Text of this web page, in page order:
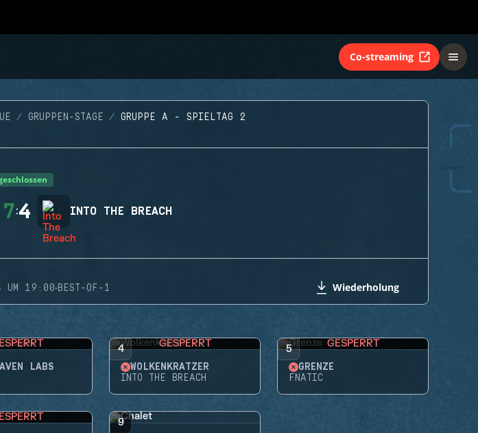
Co-streaming
GRUPPEN-STAGE GRUPPE A - SPIELTAG 2
7:4 INTO THE BREACH
UM 19:00·BEST-OF-1 Wiederholung
LABS
4 GESPERRT
WOLKENKRATZER
INTO THE BREACH
5 GESPERRT
GRENZE
FNATIC
9